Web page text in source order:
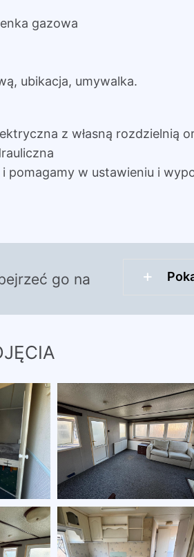
gazowa
ubikacja, umywalka.
z własną rozdzielnią
pomagamy w ustawieniu i
go na